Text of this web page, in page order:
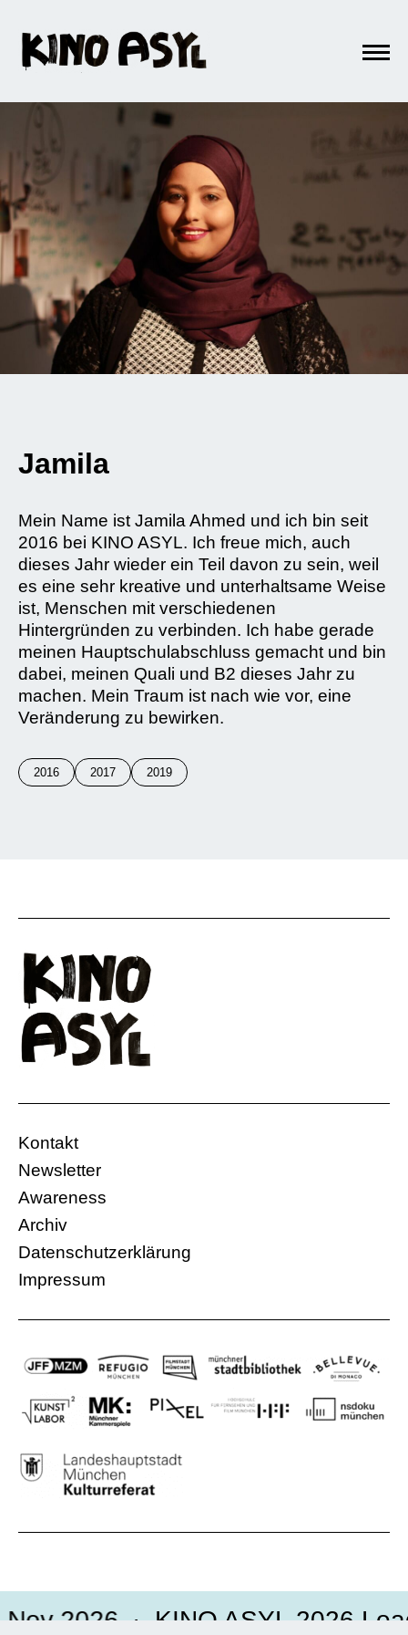
Jamila
Mein Name ist Jamila Ahmed und ich bin seit
2016 bei KINO ASYL. Ich freue mich, auch
dieses Jahr wieder ein Teil davon zu sein, weil
es eine sehr kreative und unterhaltsame Weise
ist, Menschen mit verschiedenen
Hintergründen zu verbinden. Ich habe gerade
meinen Hauptschulabschluss gemacht und bin
dabei, meinen Quali und B2 dieses Jahr zu
machen. Mein Traum ist nach wie vor, eine
Veränderung zu bewirken.
2016 2017 2019
Kontakt
Newsletter
Awareness
Archiv
Datenschutzerklärung
Impressum
2026 KINO ASYL 2026